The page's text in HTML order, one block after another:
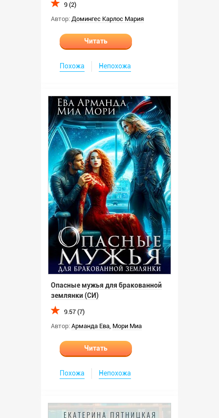
9 (2)
Автор: Домингес Карлос Мария
Читать
Похожа Непохожа
Опасные мужья для бракованной
землянки (СИ)
9.57 (7)
Автор: Арманда Ева, Мори Миа
Читать
Похожа Непохожа